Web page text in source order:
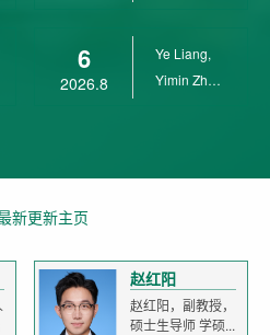
6
2026.8
Ye Liang,
Yimin Zhu,
新更新主页
赵红阳
赵红阳，副教授，
硕士生导师 学硕...